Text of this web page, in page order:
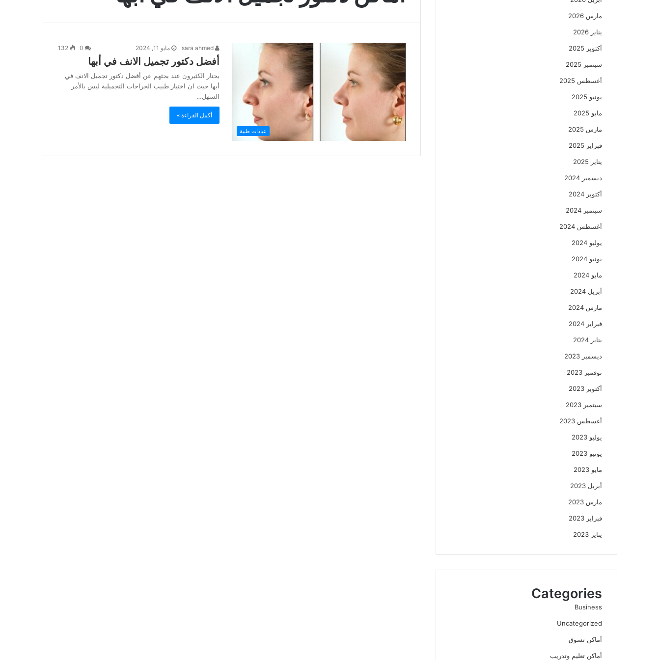
عيادات طبية
مايو 11, 2024 132
أفضل دكتور تجميل الانف في أبها
يحتار الكثيرون عند بحثهم عن أفضل دكتور تجميل الانف في
أبها حيث ان اختيار طبيب الجراحات التجميلية ليس بالأمر
السهل…
أكمل القراءة »
مارس 2026
يناير 2026
أكتوبر 2025
سبتمبر 2025
أغسطس 2025
يونيو 2025
مايو 2025
مارس 2025
فبراير 2025
يناير 2025
ديسمبر 2024
أكتوبر 2024
سبتمبر 2024
أغسطس 2024
يوليو 2024
يونيو 2024
مايو 2024
أبريل 2024
مارس 2024
فبراير 2024
يناير 2024
ديسمبر 2023
نوفمبر 2023
أكتوبر 2023
سبتمبر 2023
أغسطس 2023
يوليو 2023
يونيو 2023
مايو 2023
أبريل 2023
مارس 2023
فبراير 2023
يناير 2023
Categories
Business
Uncategorized
أماكن تسوق
أماكن تعليم وتدريب